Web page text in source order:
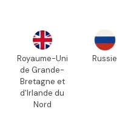
Royaume-Uni
de Grande-
Bretagne et
d'Irlande du
Nord
Russie